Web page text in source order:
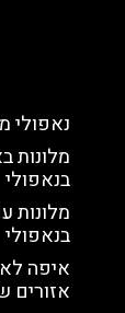
נאפולי
מלונות
בנאפולי
מלונות
בנאפולי
איפה
אזורים